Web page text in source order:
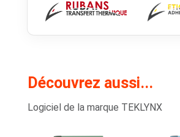
Découvrez aussi...
Logiciel de la marque TEKLYNX